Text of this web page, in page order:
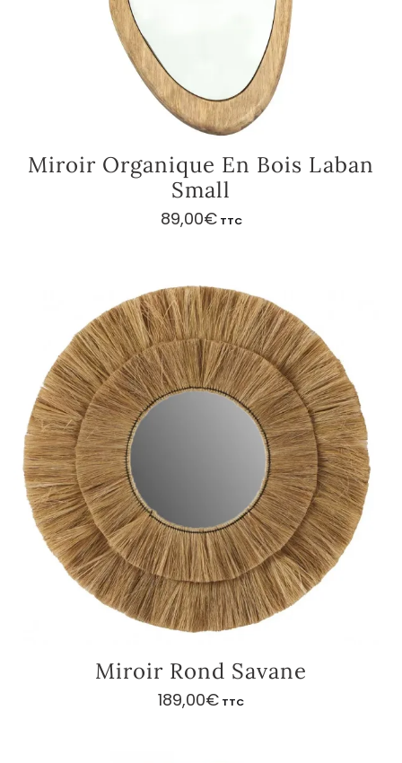
Miroir Organique En Bois Laban
Small
89,00€ TTC
Miroir Rond Savane
189,00€ TTC